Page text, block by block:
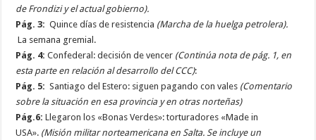
de Frondizi y el actual gobierno).
Pág. 3: Quince días de resistencia (Marcha de la huelga petrolera).
La semana gremial.
Pág. 4:Confederal: decisión de vencer (Continúa nota de pág. 1, en
esta parte en relación al desarrollo del CCC):
Pág. 5: Santiago del Estero: siguen pagando con vales (Comentario
sobre la situación en esa provincia y en otras norteñas)
Pág.6: Llegaron los «Bonas Verdes»: torturadores «Made in
USA». (Misión militar norteamericana en Salta. Se incluye un